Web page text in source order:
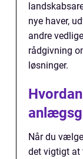
nye haver,
andre
rådgivning
løsninger.
Når du
det vigtigt at